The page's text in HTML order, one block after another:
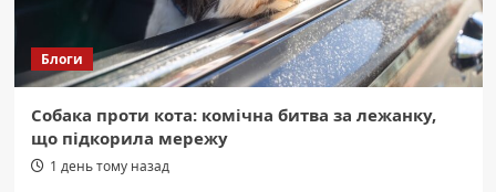
Блоги
Собака проти кота: комічна битва за лежанку,
що підкорила мережу
1 день тому назад